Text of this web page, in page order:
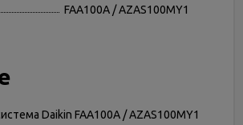
FAA100A / AZAS100MY1
Daikin FAA100A / AZAS100MY1